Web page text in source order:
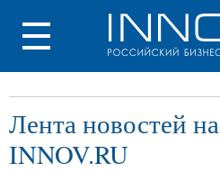
Лента новостей на
INNOV.RU